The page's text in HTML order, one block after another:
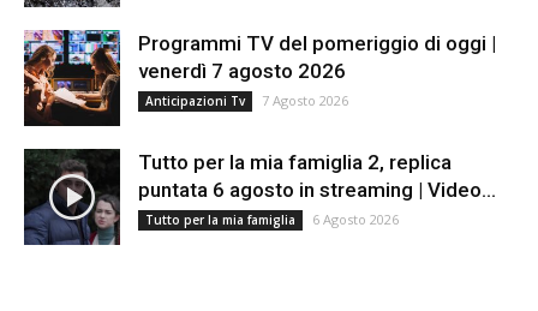
Programmi TV del pomeriggio di oggi |
venerdì 7 agosto 2026
Anticipazioni Tv 7 Agosto 2026
Tutto per la mia famiglia 2, replica
puntata 6 agosto in streaming | Video...
Tutto per la mia famiglia 6 Agosto 2026